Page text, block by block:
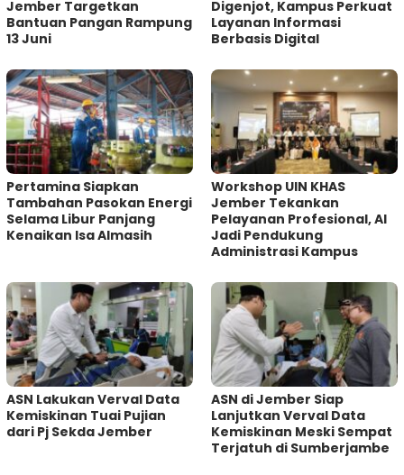
Jember Targetkan
Bantuan Pangan Rampung
13 Juni
Digenjot, Kampus Perkuat
Layanan Informasi
Berbasis Digital
Pertamina Siapkan
Tambahan Pasokan Energi
Selama Libur Panjang
Kenaikan Isa Almasih
Workshop UIN KHAS
Jember Tekankan
Pelayanan Profesional, AI
Jadi Pendukung
Administrasi Kampus
ASN Lakukan Verval Data
Kemiskinan Tuai Pujian
dari Pj Sekda Jember
ASN di Jember Siap
Lanjutkan Verval Data
Kemiskinan Meski Sempat
Terjatuh di Sumberjambe